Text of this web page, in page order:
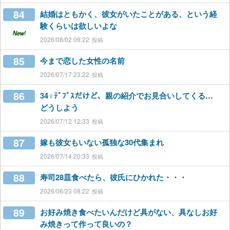
84
New!
結婚はともかく、彼女がいたことがある、という経
験くらいは欲しいよな
2026/08/02 09:22
85 今まで恋した女性の名前
2026/07/17 23:22
86
34♀ﾃﾞﾌﾞｽだけど、親の紹介でお見合いしてくる…
どうしよう
2026/07/12 12:33
87 嫁も彼女もいない孤独な30代集まれ
2026/07/14 20:33
88 寿司28皿食べたら、彼氏にひかれた・・・
2026/06/23 08:22
89
お好み焼き食べたいんだけど具がない、具なしお好
み焼きって作って良いの？